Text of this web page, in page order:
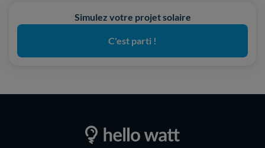
Simulez votre projet solaire
C'est parti !